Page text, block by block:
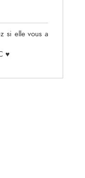
si elle vous a
♥